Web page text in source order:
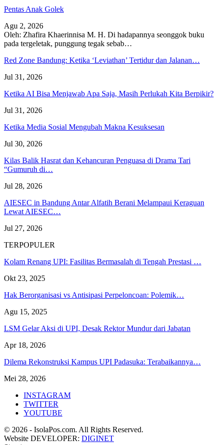
Pentas Anak Golek
Agu 2, 2026
Oleh: Zhafira Khaerinnisa M. H. Di hadapannya seonggok buku
pada tergeletak, punggung tegak sebab…
Red Zone Bandung: Ketika ‘Leviathan’ Tertidur dan Jalanan…
Jul 31, 2026
Ketika AI Bisa Menjawab Apa Saja, Masih Perlukah Kita Berpikir?
Jul 31, 2026
Ketika Media Sosial Mengubah Makna Kesuksesan
Jul 30, 2026
Kilas Balik Hasrat dan Kehancuran Penguasa di Drama Tari
“Gumuruh di…
Jul 28, 2026
AIESEC in Bandung Antar Alfatih Berani Melampaui Keraguan
Lewat AIESEC…
Jul 27, 2026
TERPOPULER
Kolam Renang UPI: Fasilitas Bermasalah di Tengah Prestasi …
Okt 23, 2025
Hak Berorganisasi vs Antisipasi Perpeloncoan: Polemik…
Agu 15, 2025
LSM Gelar Aksi di UPI, Desak Rektor Mundur dari Jabatan
Apr 18, 2026
Dilema Rekonstruksi Kampus UPI Padasuka: Terabaikannya…
Mei 28, 2026
INSTAGRAM
TWITTER
YOUTUBE
© 2026 - IsolaPos.com. All Rights Reserved.
Website DEVELOPER: DIGINET